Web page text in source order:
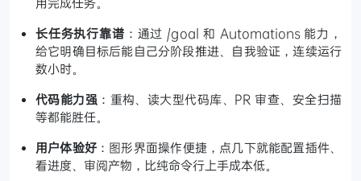
长任务执行靠谱 ：通过 /goal 和 Automations 能力，
给它明确目标后能自己分阶段推进、自我验证，连续运行
数小时。
代码能力强 ：重构、读大型代码库、PR 审查、安全扫描
等都能胜任。
用户体验好 ：图形界面操作便捷，点几下就能配置插件、
看进度、审阅产物，比纯命令行上手成本低。